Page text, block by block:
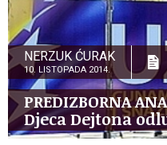
NERZUK ĆURAK
10. LISTOPADA 2014.
PREDIZBORNA
Djeca Dejtona